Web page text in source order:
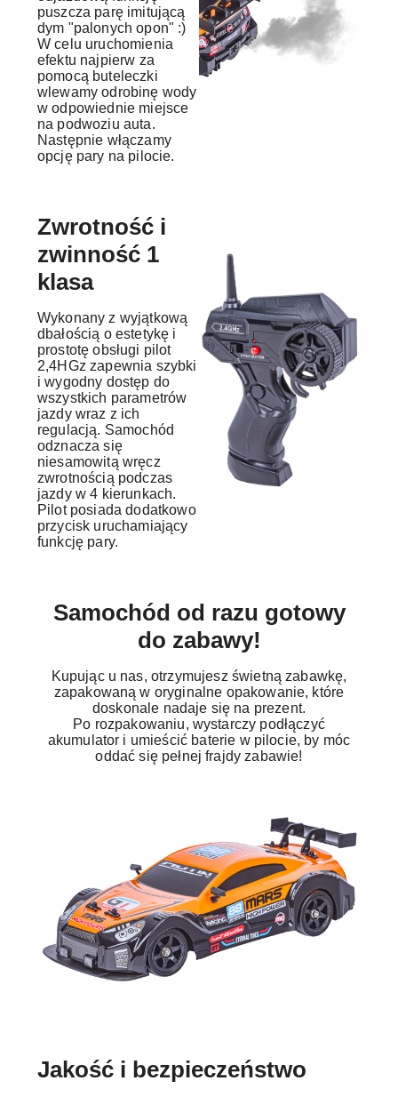
puszcza parę imitującą
dym "palonych opon" :)
W celu uruchomienia
efektu najpierw za
pomocą buteleczki
wlewamy odrobinę wody
w odpowiednie miejsce
na podwoziu auta.
Następnie włączamy
opcję pary na pilocie.
Zwrotność i
zwinność 1
klasa
Wykonany z wyjątkową
dbałością o estetykę i
prostotę obsługi pilot
2,4HGz zapewnia szybki
i wygodny dostęp do
wszystkich parametrów
jazdy wraz z ich
regulacją. Samochód
odznacza się
niesamowitą wręcz
zwrotnością podczas
jazdy w 4 kierunkach.
Pilot posiada dodatkowo
przycisk uruchamiający
funkcję pary.
Samochód od razu gotowy
do zabawy!
Kupując u nas, otrzymujesz świetną zabawkę,
zapakowaną w oryginalne opakowanie, które
doskonale nadaje się na prezent.
Po rozpakowaniu, wystarczy podłączyć
akumulator i umieścić baterie w pilocie, by móc
oddać się pełnej frajdy zabawie!
Jakość i bezpieczeństwo